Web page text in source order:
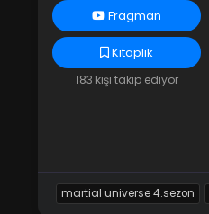
Fragman
Kitaplık
183 kişi takip ediyor
martial universe 4.sezon